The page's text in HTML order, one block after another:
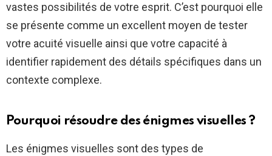
vastes possibilités de votre esprit. C’est pourquoi elle
se présente comme un excellent moyen de tester
votre acuité visuelle ainsi que votre capacité à
identifier rapidement des détails spécifiques dans un
contexte complexe.
Pourquoi résoudre des énigmes visuelles ?
Les énigmes visuelles sont des types de